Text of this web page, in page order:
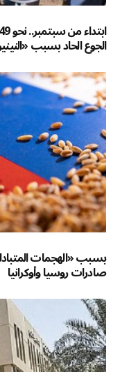
الجوع الحاد بسبب
بسبب «الهجمات
صادرات روسيا وأوكرانيا